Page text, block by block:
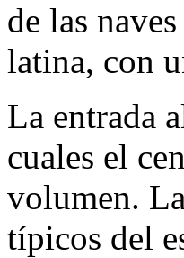
de las
latina, con
La entrada
cuales el
volumen.
típicos del